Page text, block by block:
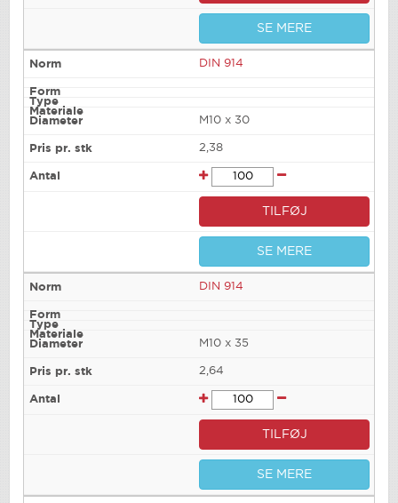
SE MERE
DIN 914
M10 x 30
2,38
TILFØJ
SE MERE
DIN 914
M10 x 35
2,64
TILFØJ
SE MERE